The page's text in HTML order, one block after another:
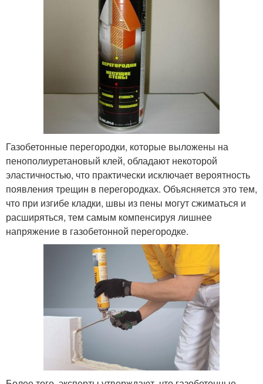
Газобетонные перегородки, которые выложены на
пенополиуретановый клей, обладают некоторой
эластичностью, что практически исключает вероятность
появления трещин в перегородках. Объясняется это тем,
что при изгибе кладки, швы из пены могут сжиматься и
расширяться, тем самым компенсируя лишнее
напряжение в газобетонной перегородке.